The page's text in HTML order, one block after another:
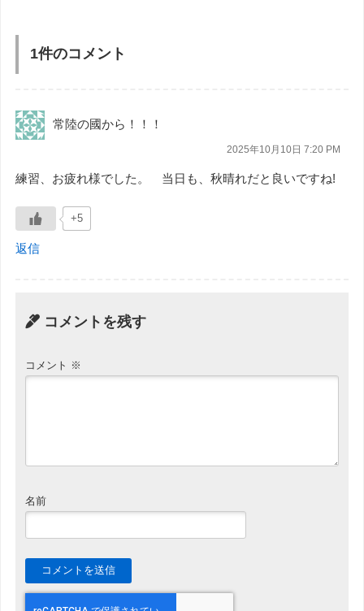
1件のコメント
常陸の國から！！！
2025年10月10日 7:20 PM
練習、お疲れ様でした。 当日も、秋晴れだと良いですね!
+5
返信
コメントを残す
コメント ※
名前